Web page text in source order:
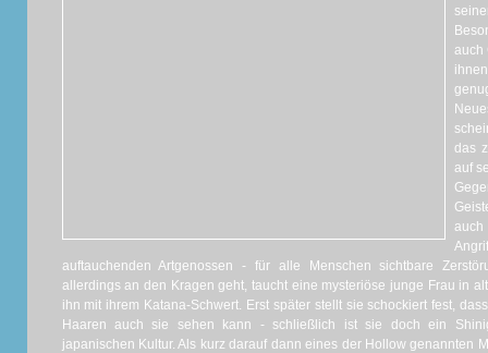
auch
das
auf
auftauchenden Artgenossen - für alle Menschen sichtbare
allerdings an den Kragen geht, taucht eine mysteriöse junge Frau in
ihn mit ihrem Katana-Schwert. Erst später stellt sie schockiert fest,
Haaren auch sie sehen kann - schließlich ist sie doch ein
japanischen Kultur. Als kurz darauf dann eines der Hollow genannten